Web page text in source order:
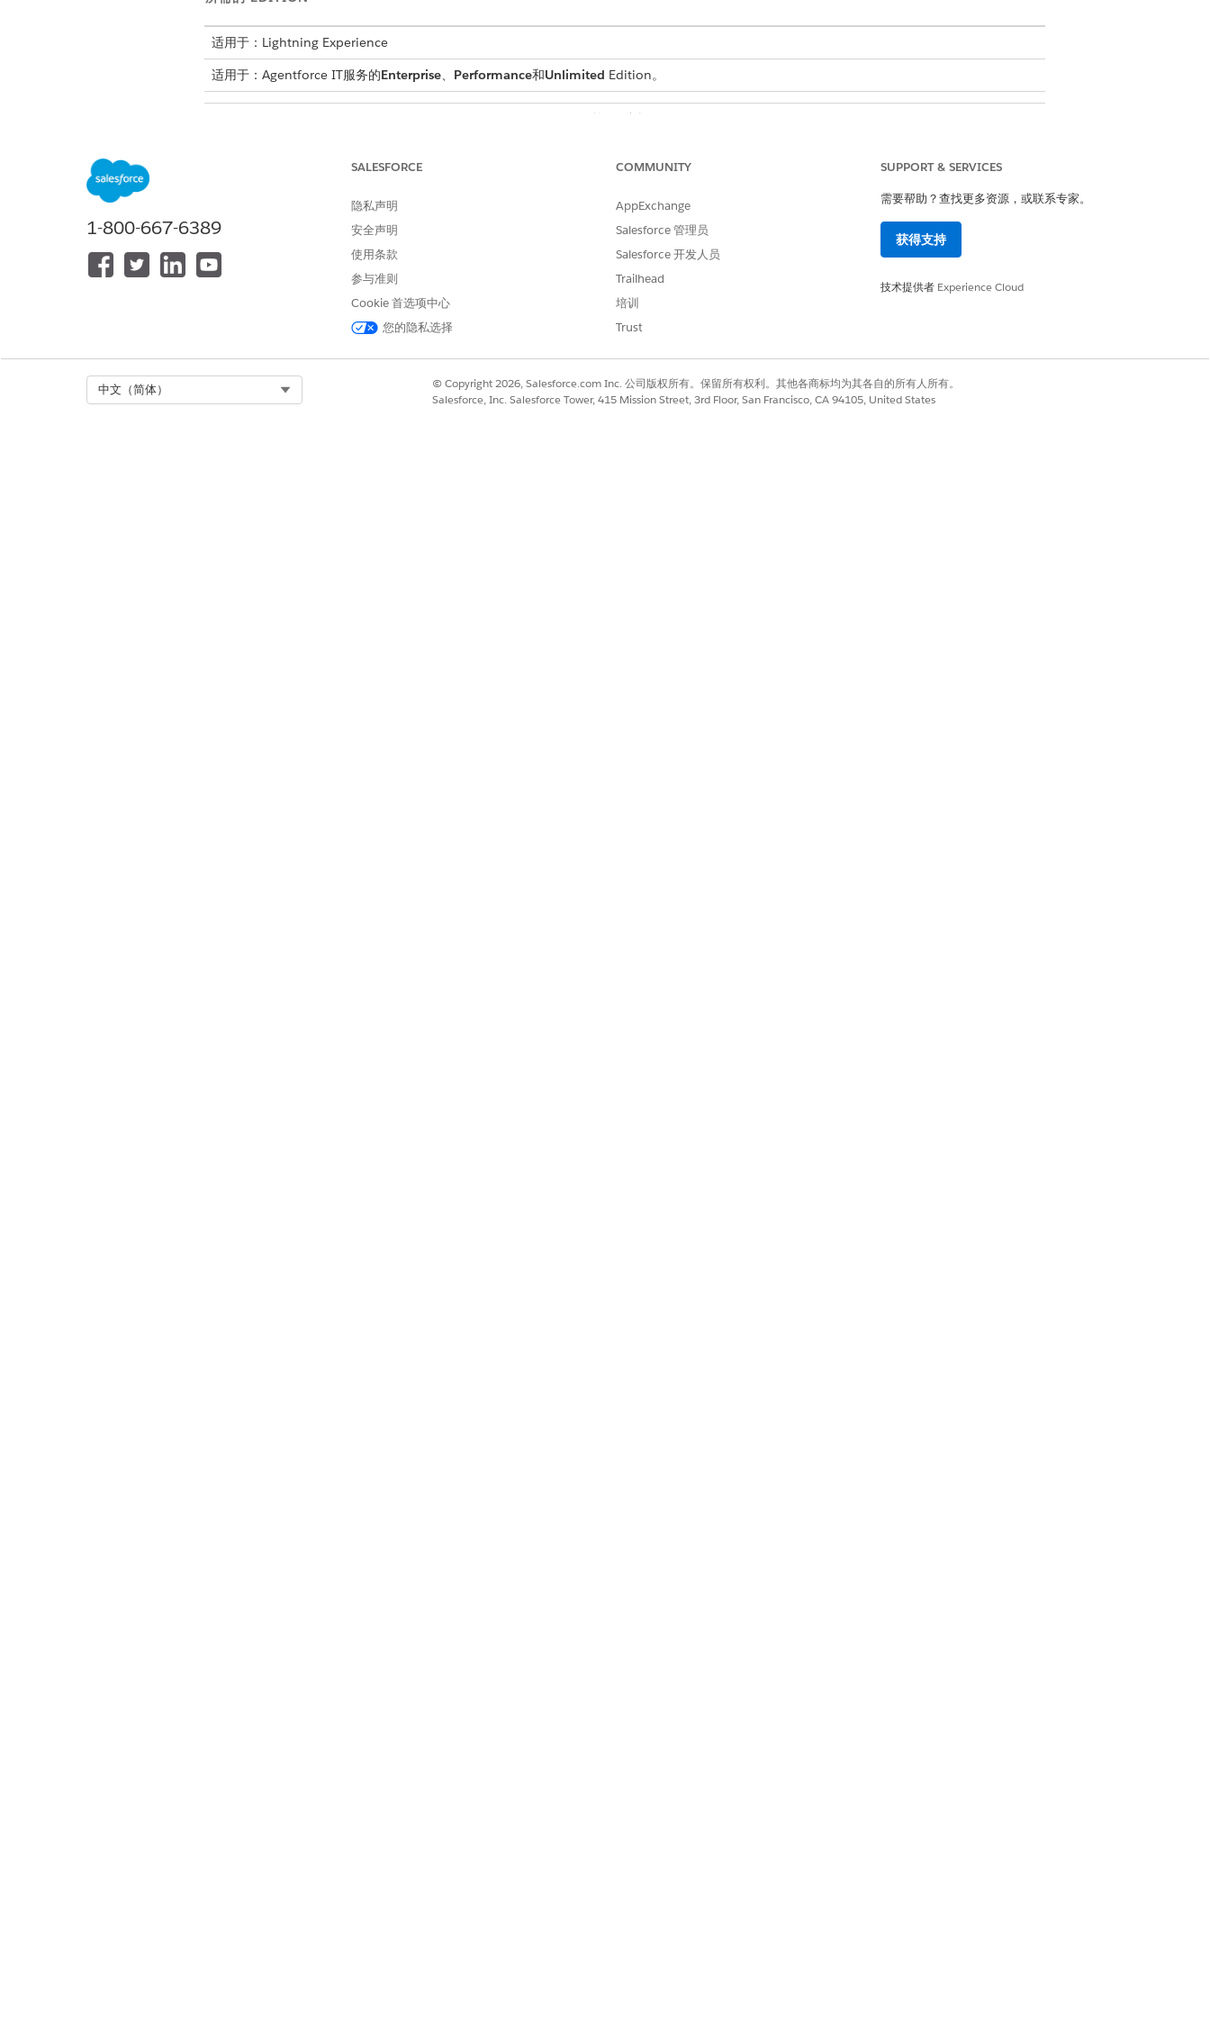
适用于：Lightning Experience
适用于：Agentforce IT服务的Enterprise、 Performance和Unlimited Edition。
所需用户权限
输入事件名称并选择事件类型。
如有必要，添加描述并将事件分配给用户。
输入开始和结束日期和时间。
要计划跨越一整天的事件，而不是指定开始和结束时间，请选择
全天事件
使用日历控制面板筛选视图。
对于预定义事件，按事件类型筛选。
1-800-667-6389
SALESFORCE
隐私声明
安全声明
使用条款
参与准则
Cookie 首选项中心
您的隐私选择
COMMUNITY
AppExchange
Salesforce 管理员
Salesforce 开发人员
Trailhead
培训
Trust
SUPPORT & SERVICES
需要帮助？查找更多资源，或联系专家。
获得支持
技术提供者 Experience Cloud
中文（简体）
© Copyright 2026, Salesforce.com Inc. 公司版权所有。保留所有权利。其他各商标均为其各自的所有人所有。
Salesforce, Inc. Salesforce Tower, 415 Mission Street, 3rd Floor, San Francisco, CA 94105, United States